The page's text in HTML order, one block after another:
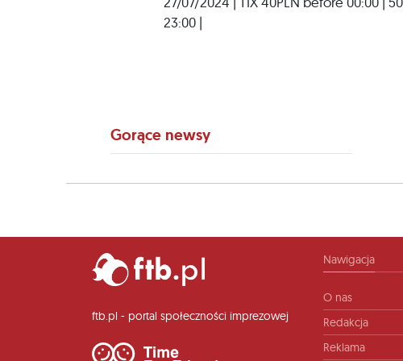
23:00 |
Gorące newsy
ftb.pl - portal społeczności imprezowej
Nawigacja
O nas
Redakcja
Reklama